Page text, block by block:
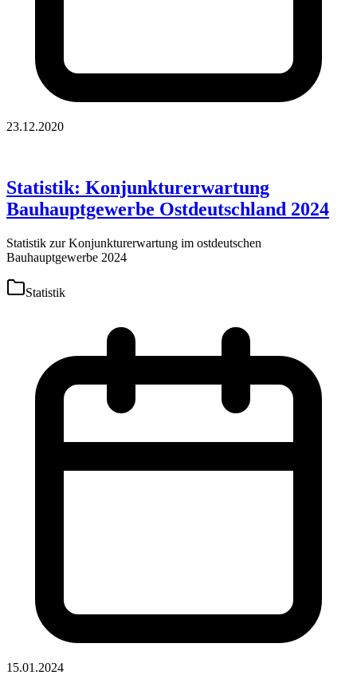
23.12.2020
Statistik: Konjunkturerwartung
Bauhauptgewerbe Ostdeutschland 2024
Statistik zur Konjunkturerwartung im ostdeutschen
Bauhauptgewerbe 2024
Statistik
15.01.2024